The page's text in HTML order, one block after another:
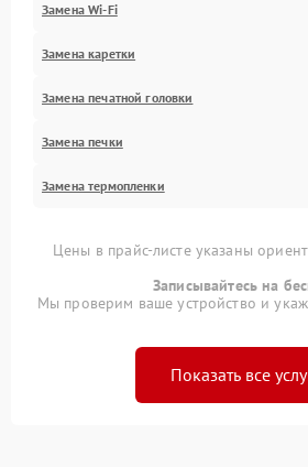
Замена Wi-Fi
Замена каретки
Замена печатной головки
Замена печки
Замена термопленки
Цены в прайс-листе указаны
Записывайтесь на
Мы проверим ваше устройство и
Показать все